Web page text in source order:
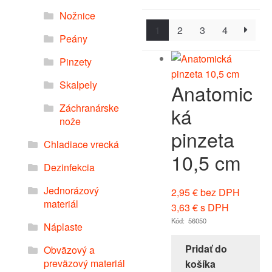
Nožnice
Peány
Pinzety
Skalpely
Záchranárske
nože
Chladiace vrecká
Dezinfekcia
Jednorázový
materiál
Náplaste
Obväzový a
preväzový materiál
1 2 3 4
Anatomic
ká
pinzeta
10,5 cm
2,95€bez DPH
3,63 €s DPH
Kód: 56050
Pridať do
košíka